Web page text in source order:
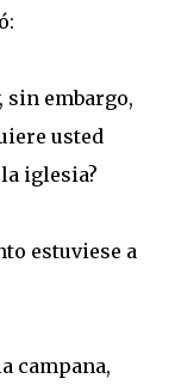
sin embargo,
usted
iglesia?
estuviese a
campana,